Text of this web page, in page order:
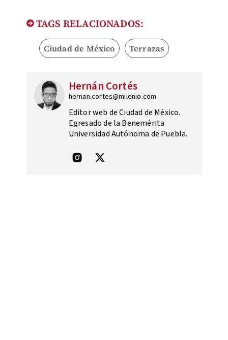
TAGS RELACIONADOS:
Ciudad de México Terrazas
Hernán Cortés
hernan.cortes@milenio.com
Editor web de Ciudad de México.
Egresado de la Benemérita
Universidad Autónoma de Puebla.